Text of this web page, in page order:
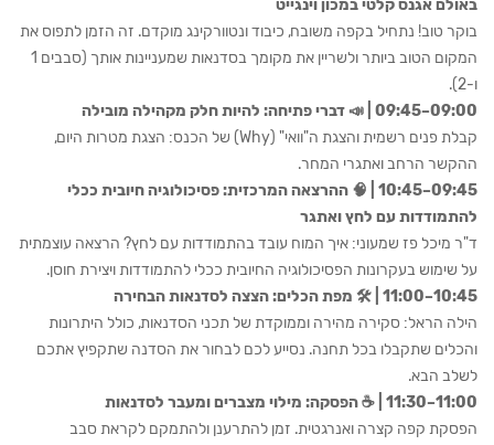
באולם אגנס קלטי במכון וינגייט
בוקר טוב! נתחיל בקפה משובח, כיבוד ונטוורקינג מוקדם. זה הזמן לתפוס את
המקום הטוב ביותר ולשריין את מקומך בסדנאות שמעניינות אותך (סבבים 1
ו-2).
09:00–09:45 | 📣 דברי פתיחה: להיות חלק מקהילה מובילה
קבלת פנים רשמית והצגת ה"וואי" (Why) של הכנס: הצגת מטרות היום,
ההקשר הרחב ואתגרי המחר.
09:45–10:45 | 🧠 ההרצאה המרכזית: פסיכולוגיה חיובית ככלי
להתמודדות עם לחץ ואתגר
ד"ר מיכל פז שמעוני: איך המוח עובד בהתמודדות עם לחץ? הרצאה עוצמתית
על שימוש בעקרונות הפסיכולוגיה החיובית ככלי להתמודדות ויצירת חוסן.
10:45–11:00 | 🛠️ מפת הכלים: הצצה לסדנאות הבחירה
הילה הראל: סקירה מהירה וממוקדת של תכני הסדנאות, כולל היתרונות
והכלים שתקבלו בכל תחנה. נסייע לכם לבחור את הסדנה שתקפיץ אתכם
לשלב הבא.
11:00–11:30 | ☕ הפסקה: מילוי מצברים ומעבר לסדנאות
הפסקת קפה קצרה ואנרגטית. זמן להתרענן ולהתמקם לקראת סבב